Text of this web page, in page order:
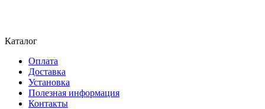
Каталог
Оплата
Доставка
Установка
Полезная информация
Контакты